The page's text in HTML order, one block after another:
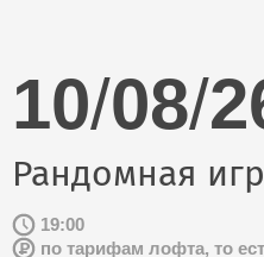
10/08/
Рандомная
19:00
по тарифам лофта, то